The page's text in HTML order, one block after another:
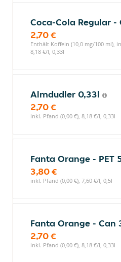
Coca-Cola Regular -
2,70 €
Enthält Koffein (10,0 mg/100 ml),
8,18 €/l, 0,33l
Almdudler 0,33l
2,70 €
inkl. Pfand (0,00 €), 8,18 €/l, 0,33l
Fanta Orange - PET
3,80 €
inkl. Pfand (0,00 €), 7,60 €/l, 0,5l
Fanta Orange - Can
2,70 €
inkl. Pfand (0,00 €), 8,18 €/l, 0,33l